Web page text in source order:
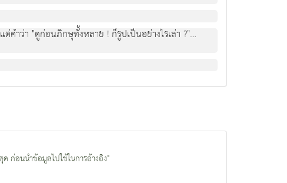
าวา "ดูกอนภิกษุทั้งหลาย ! ก็รูปเปนอยางไรเลา ?"…
ก่อนนำข้อมูลไปใช้ในการอ้างอิง"